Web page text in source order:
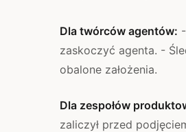
Dla twórców agentów:
zaskoczyć agenta. -
obalone założenia.
Dla zespołów
zaliczył przed